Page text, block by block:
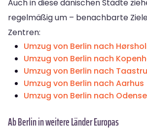
Auch in diese dänischen Städte
regelmäßig um – benachbarte
Zentren:
Umzug von Berlin nach
Umzug von Berlin nach
Umzug von Berlin nach
Umzug von Berlin nach Aarhus
Umzug von Berlin nach Odense
Ab Berlin in weitere Länder Europas